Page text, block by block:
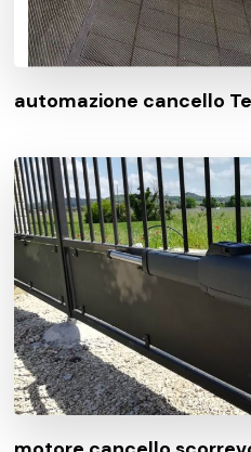
automazione cancello